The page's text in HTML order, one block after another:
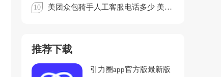
10 美团众包骑手人工客服电话多少 美团众包骑手客服电话怎么转人工
推荐下载
引力圈app官方版最新版